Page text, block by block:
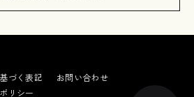
づく表記
リシー
お問い合わせ